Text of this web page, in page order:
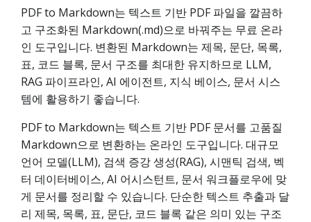
PDF to Markdown는 텍스트 기반 PDF 파일을 깔끔하
고 구조화된 Markdown(.md)으로 바꿔주는 무료 온라
인 도구입니다. 변환된 Markdown는 제목, 문단, 목록,
표, 코드 블록, 문서 구조를 최대한 유지하므로 LLM,
RAG 파이프라인, AI 에이전트, 지식 베이스, 문서 시스
템에 활용하기 좋습니다.
PDF to Markdown는 텍스트 기반 PDF 문서를 고품질
Markdown으로 변환하는 온라인 도구입니다. 대규모
언어 모델(LLM), 검색 증강 생성(RAG), 시맨틱 검색, 벡
터 데이터베이스, AI 어시스턴트, 문서 워크플로우에 맞
게 문서를 정리할 수 있습니다. 단순한 텍스트 추출과 달
리 제목, 목록, 표, 문단, 코드 블록 같은 의미 있는 구조